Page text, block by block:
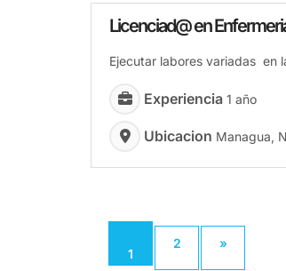
Licenciad@ en
Ejecutar labores variadas en
Experiencia 1 año
Ubicacion Managua,
1
2 »